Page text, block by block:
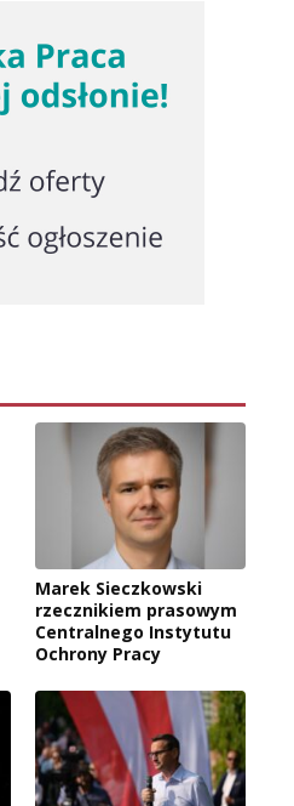
Marek Sieczkowski
rzecznikiem prasowym
Centralnego Instytutu
Ochrony Pracy